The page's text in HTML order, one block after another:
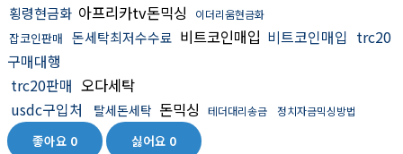
횡령현금화 아프리카tv돈믹싱 이더리움현금화
잡코인판매 돈세탁최저수수료 비트코인매입 비트코인매입 trc20
구매대행
trc20판매 오다세탁
usdc구입처
탈세돈세탁 돈믹싱 테더대리송금 정치자금믹싱방법
좋아요 0 싫어요 0